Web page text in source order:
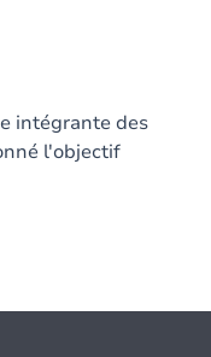
intégrante des
l'objectif